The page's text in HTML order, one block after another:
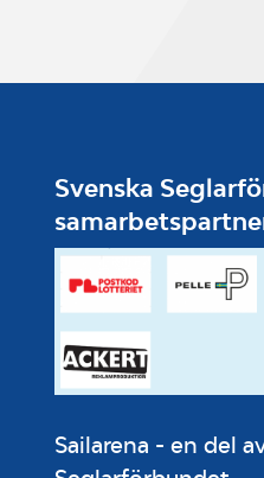
Svenska
Sailarena - en del